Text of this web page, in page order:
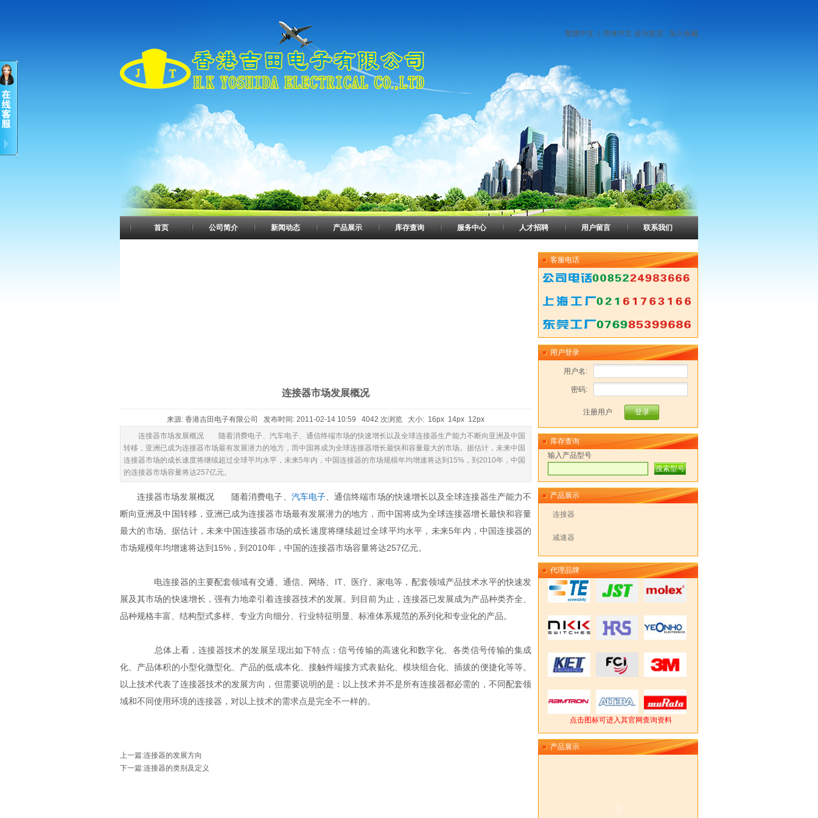
繁體中文 简体中文 设为首页 加入收藏
首页 公司简介 新闻动态 产品展示 库存查询 服务中心 人才招聘 用户留言 联系我们
连接器市场发展概况
来源: 香港吉田电子有限公司 发布时间: 2011-02-14 10:59 4042 次浏览 大小: 16px 14px 12px
连接器市场发展概况 随着消费电子、汽车电子、通信终端市场的快速增长以及全球连接器生产能力不断向亚洲及中国
转移，亚洲已成为连接器市场最有发展潜力的地方，而中国将成为全球连接器增长最快和容量最大的市场。据估计，未来中国
连接器市场的成长速度将继续超过全球平均水平，未来5年内，中国连接器的市场规模年均增速将达到15%，到2010年，中国
的连接器市场容量将达257亿元。
连接器市场发展概况 随着消费电子、 汽车电子、通信终端市场的快速增长以及全球连接器生产能力不
断向亚洲及中国转移，亚洲已成为连接器市场最有发展潜力的地方，而中国将成为全球连接器增长最快和容量
最大的市场。据估计，未来中国连接器市场的成长速度将继续超过全球平均水平，未来5年内，中国连接器的
市场规模年均增速将达到15%，到2010年，中国的连接器市场容量将达257亿元。
电连接器的主要配套领域有交通、通信、网络、IT、医疗、家电等，配套领域产品技术水平的快速发
展及其市场的快速增长，强有力地牵引着连接器技术的发展。到目前为止，连接器已发展成为产品种类齐全、
品种规格丰富、结构型式多样、专业方向细分、行业特征明显、标准体系规范的系列化和专业化的产品。
总体上看，连接器技术的发展呈现出如下特点：信号传输的高速化和数字化、各类信号传输的集成
化、产品体积的小型化微型化、产品的低成本化、接触件端接方式表贴化、模块组合化、插拔的便捷化等等。
以上技术代表了连接器技术的发展方向，但需要说明的是：以上技术并不是所有连接器都必需的，不同配套领
域和不同使用环境的连接器，对以上技术的需求点是完全不一样的。
上一篇:连接器的发展方向
下一篇:连接器的类别及定义
客服电话
用户登录
用户名:
密码:
注册用户
库存查询
输入产品型号
产品展示
连接器
减速器
代理品牌
点击图标可进入其官网查询资料
产品展示